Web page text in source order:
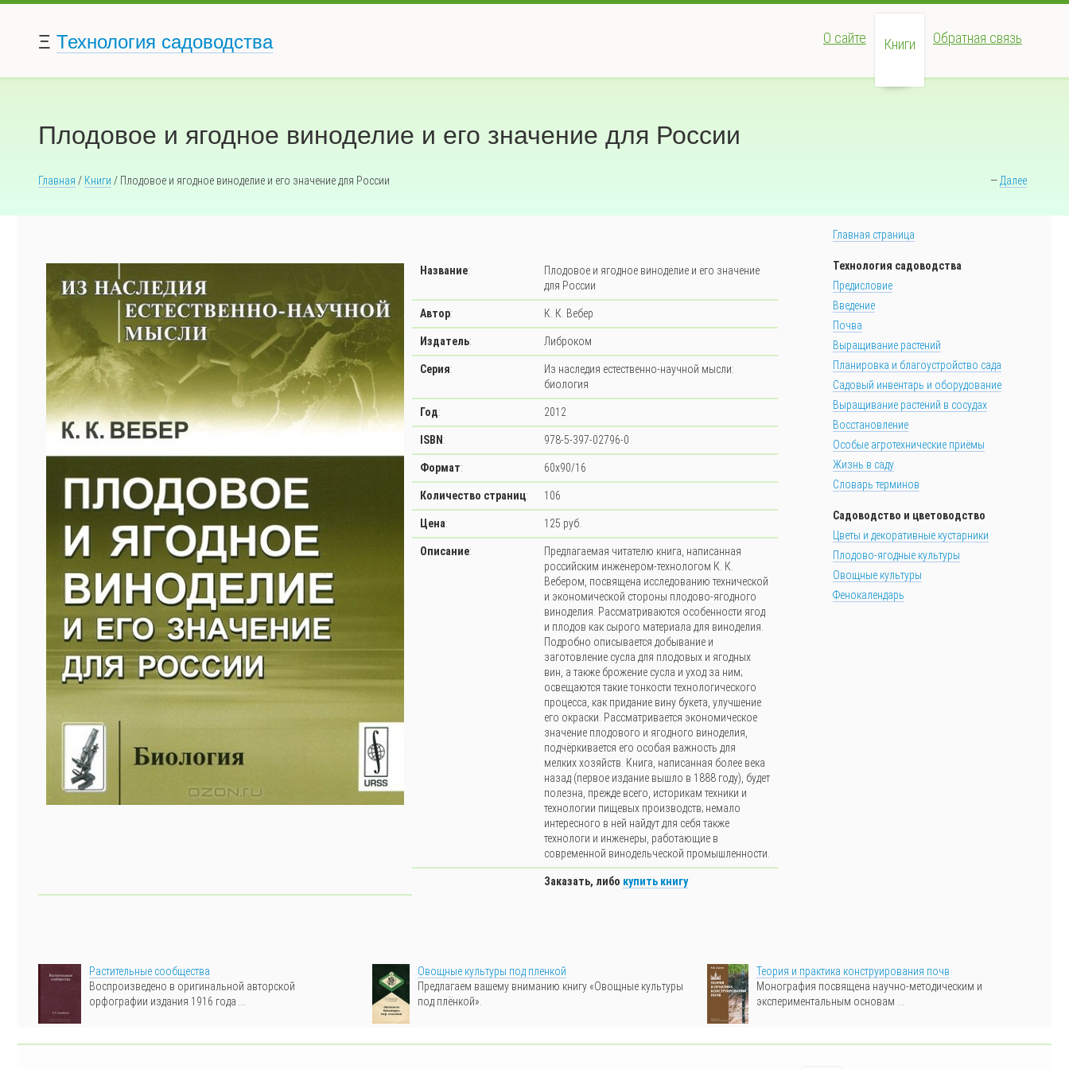
Ξ Технология садоводства О сайте Книги Обратная связь
Плодовое и ягодное виноделие и его значение для России
Главная / —Далее
Книги / Плодовое и ягодное виноделие и его значение для России
Название:
Плодовое и ягодное виноделие и его значение
для России
Автор: К. К. Вебер
Издатель: Либроком
Серия:
Из наследия естественно-научной мысли:
биология
Год: 2012
ISBN : 978-5-397-02796-0
Формат: 60x90/16
Количество страниц: 106
Цена: 125 руб.
Описание:
Предлагаемая читателю книга, написанная
российским инженером-технологом К. К.
Вебером, посвящена исследованию технической
и экономической стороны плодово-ягодного
виноделия. Рассматриваются особенности ягод
и плодов как сырого материала для виноделия.
Подробно описывается добывание и
заготовление сусла для плодовых и ягодных
вин, а также брожение сусла и уход за ним;
освещаются такие тонкости технологического
процесса, как придание вину букета, улучшение
его окраски. Рассматривается экономическое
значение плодового и ягодного виноделия,
подчёркивается его особая важность для
мелких хозяйств. Книга, написанная более века
назад (первое издание вышло в 1888 году), будет
полезна, прежде всего, историкам техники и
технологии пищевых производств; немало
интересного в ней найдут для себя также
технологи и инженеры, работающие в
современной винодельческой промышленности.
Заказать, либо купить книгу
Главная страница
Технология садоводства
Предисловие
Введение
Почва
Выращивание растений
Планировка и благоустройство сада
Садовый инвентарь и оборудование
Выращивание растений в сосудах
Восстановление
Особые агротехнические приёмы
Жизнь в саду
Словарь терминов
Садоводство и цветоводство
Цветы и декоративные кустарники
Плодово-ягодные культуры
Овощные культуры
Фенокалендарь
Растительные сообщества
Воспроизведено в оригинальной авторской
орфографии издания 1916 года ...
Овощные культуры под пленкой
Предлагаем вашему вниманию книгу «Овощные культуры
под плёнкой».
Теория и практика конструирования почв
Монография посвящена научно-методическим и
экспериментальным основам ...